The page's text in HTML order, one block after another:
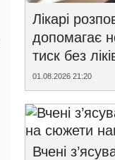
Лікарі
допомагає
тиск без
01.08.2026 21:20
Вчені